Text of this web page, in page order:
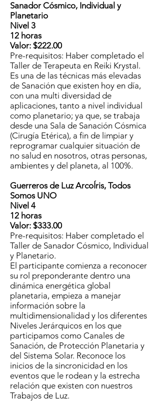
Sanador Cósmico, Individual y
Planetario
Nivel 3
12 horas
Valor: $222.00
Pre-requisitos: Haber completado el
Taller de Terapeuta en Reiki Krystal.
​Es una de las técnicas más elevadas
de Sanación que existen hoy en día,
con una multi diversidad de
aplicaciones, tanto a nivel individual
como planetario; ya que, se trabaja
desde una Sala de Sanación Cósmica
(Cirugía Etérica), a fin de limpiar y
reprogramar cualquier situación de
no salud en nosotros, otras personas,
ambientes y del planeta, al 100%.
Guerreros de Luz ArcoÍris, Todos
Somos UNO
Nivel 4
12 horas
Valor: $333.00
Pre-requisitos: Haber completado el
Taller de Sanador Cósmico, Individual
y Planetario.
​El participante comienza a reconocer
su rol preponderante dentro una
dinámica energética global
planetaria, empieza a manejar
información sobre la
multidimensionalidad y los diferentes
Niveles Jerárquicos en los que
participamos como Canales de
Sanación, de Protección Planetaria y
del Sistema Solar. Reconoce los
inicios de la sincronicidad en los
eventos que le rodean y la estrecha
relación que existen con nuestros
Trabajos de Luz.